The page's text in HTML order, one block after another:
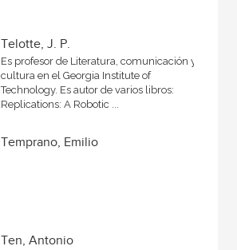
Telotte, J. P.
Es profesor de Literatura, comunicación y
cultura en el Georgia Institute of
Technology. Es autor de varios libros:
Replications: A Robotic ...
Temprano, Emilio
Ten, Antonio